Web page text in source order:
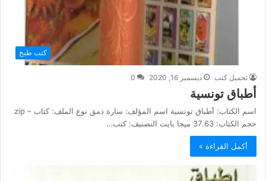
كتب طبخ
تحميل كتب ديسمبر 16, 2020 0
أطباق تونسية
اسم الكتاب: أطباق تونسية اسم المؤلف: سارة دمق نوع الملف: كتاب – zip
حجم الكتاب: 37.63 ميجا بايت التصنيف: كتب…
أكمل القراءة »